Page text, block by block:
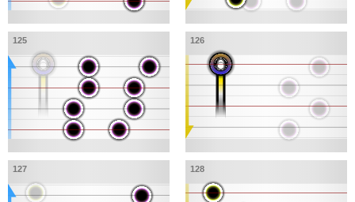
125 126
127 128